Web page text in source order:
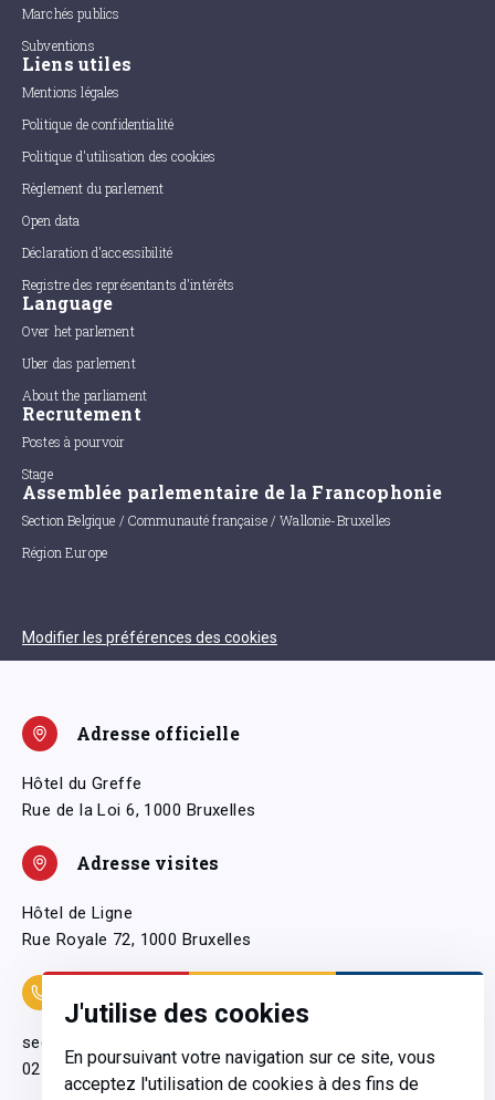
J'utilise des cookies
En poursuivant votre navigation sur ce site, vous
acceptez l'utilisation de cookies à des fins de
Marchés publics
Subventions
Liens utiles
Mentions légales
Politique de confidentialité
Politique d'utilisation des cookies
Règlement du parlement
Open data
Déclaration d'accessibilité
Registre des représentants d'intérêts
Language
Over het parlement
Uber das parlement
About the parliament
Recrutement
Postes à pourvoir
Stage
Assemblée parlementaire de la Francophonie
Section Belgique / Communauté française / Wallonie-Bruxelles
Région Europe
Modifier les préférences des cookies
Adresse officielle
Hôtel du Greffe
Rue de la Loi 6, 1000 Bruxelles
Adresse visites
Hôtel de Ligne
Rue Royale 72, 1000 Bruxelles
secretariatgeneral@pfwb.be
02 506 38 11